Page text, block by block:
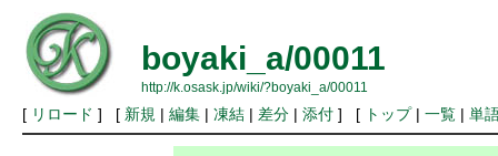
boyaki_a/00011
http://k.osask.jp/wiki/?boyaki_a/00011
[ リロード ] [ 新規 | 編集| 凍結| 差分| 添付] [ トップ| 一覧| 単